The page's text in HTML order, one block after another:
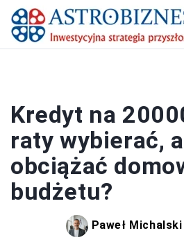
Kredyt na
raty wybierać,
obciążać
budżetu?
Paweł Michalski